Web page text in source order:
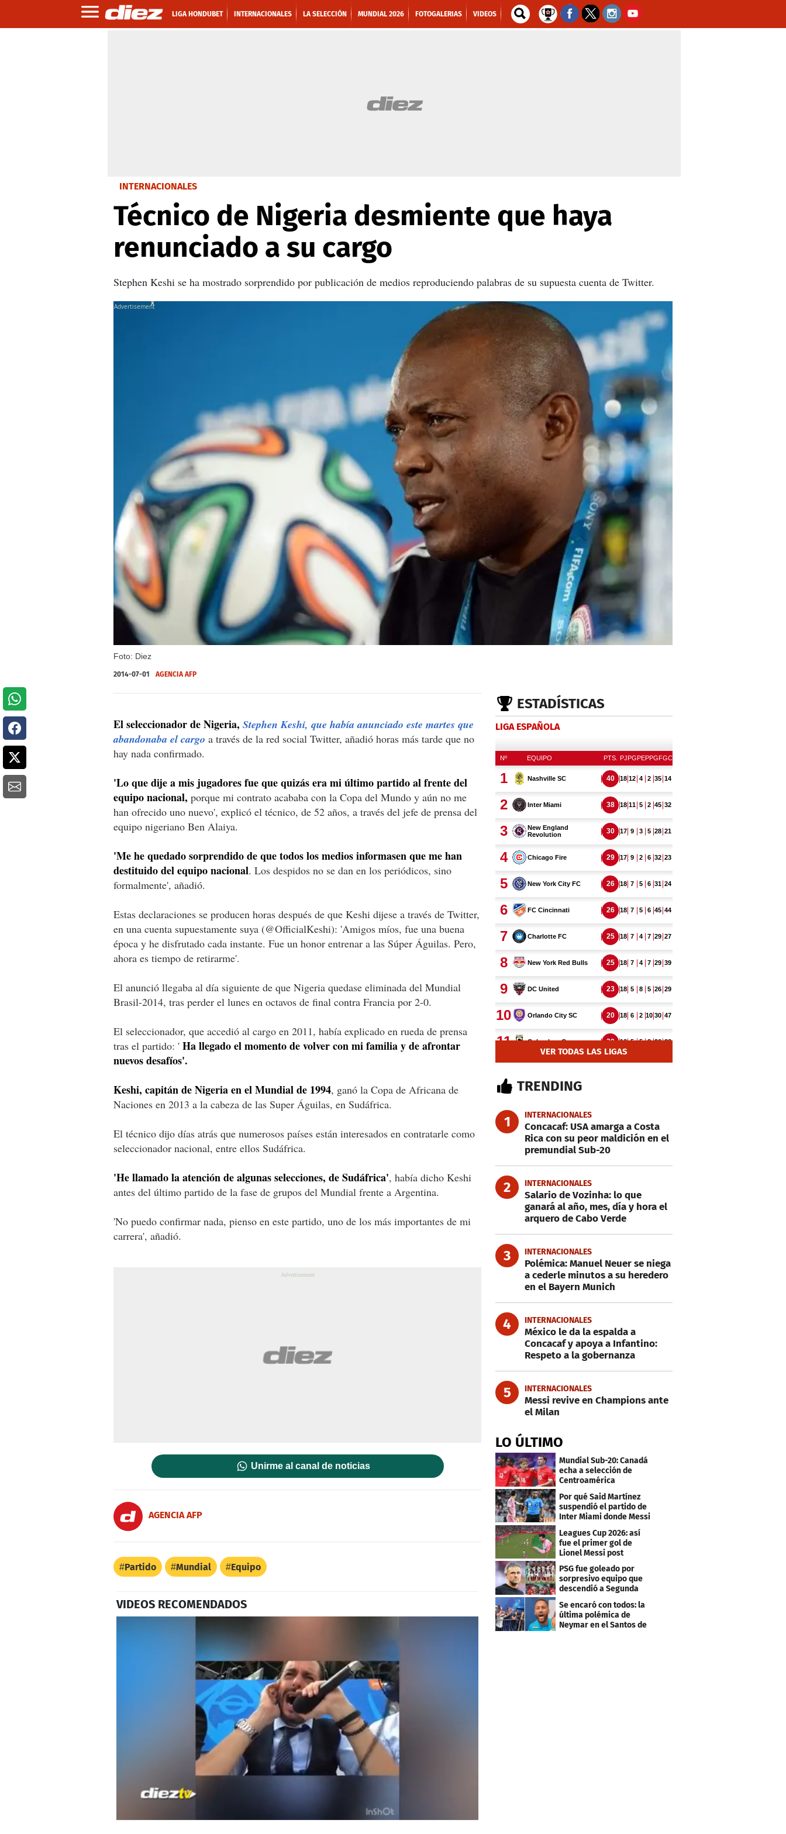
LIGA HONDUBET INTERNACIONALES LA SELECCIÓN MUNDIAL 2026 FOTOGALERIAS VIDEOS
INTERNACIONALES
Técnico de Nigeria desmiente que haya
renunciado a su cargo
Stephen Keshi se ha mostrado sorprendido por publicación de medios reproduciendo palabras de su supuesta cuenta de Twitter.
Foto: Diez
X
2014-07-01 AGENCIA AFP
El seleccionador de Nigeria, Stephen Keshi, que había anunciado este martes que
abandonaba el cargo a través de la red social Twitter, añadió horas más tarde que no
hay nada confirmado.
'Lo que dije a mis jugadores fue que quizás era mi último partido al frente del
equipo nacional, porque mi contrato acababa con la Copa del Mundo y aún no me
han ofrecido uno nuevo', explicó el técnico, de 52 años, a través del jefe de prensa del
equipo nigeriano Ben Alaiya.
'Me he quedado sorprendido de que todos los medios informasen que me han
destituido del equipo nacional. Los despidos no se dan en los periódicos, sino
formalmente', añadió.
Estas declaraciones se producen horas después de que Keshi dijese a través de Twitter,
en una cuenta supuestamente suya (@OfficialKeshi): 'Amigos míos, fue una buena
época y he disfrutado cada instante. Fue un honor entrenar a las Súper Águilas. Pero,
ahora es tiempo de retirarme'.
El anunció llegaba al día siguiente de que Nigeria quedase eliminada del Mundial
Brasil-2014, tras perder el lunes en octavos de final contra Francia por 2-0.
El seleccionador, que accedió al cargo en 2011, había explicado en rueda de prensa
tras el partido: ' Ha llegado el momento de volver con mi familia y de afrontar
nuevos desafíos'.
Keshi, capitán de Nigeria en el Mundial de 1994, ganó la Copa de Africana de
Naciones en 2013 a la cabeza de las Super Águilas, en Sudáfrica.
El técnico dijo días atrás que numerosos países están interesados en contratarle como
seleccionador nacional, entre ellos Sudáfrica.
'He llamado la atención de algunas selecciones, de Sudáfrica', había dicho Keshi
antes del último partido de la fase de grupos del Mundial frente a Argentina.
'No puedo confirmar nada, pienso en este partido, uno de los más importantes de mi
carrera', añadió.
Unirme al canal de noticias
AGENCIA AFP
Partido Mundial Equipo
VIDEOS RECOMENDADOS
ESTADÍSTICAS
LIGA ESPAÑOLA
VER TODAS LAS LIGAS
TRENDING
1 INTERNACIONALES
Concacaf: USA amarga a Costa
Rica con su peor maldición en el
premundial Sub-20
2 INTERNACIONALES
Salario de Vozinha: lo que
ganará al año, mes, día y hora el
arquero de Cabo Verde
3 INTERNACIONALES
Polémica: Manuel Neuer se niega
a cederle minutos a su heredero
en el Bayern Munich
4 INTERNACIONALES
México le da la espalda a
Concacaf y apoya a Infantino:
Respeto a la gobernanza
5 INTERNACIONALES
Messi revive en Champions ante
el Milan
LO ÚLTIMO
Mundial Sub-20: Canadá
echa a selección de
Centroamérica
Por qué Said Martínez
suspendió el partido de
Inter Miami donde Messi
Leagues Cup 2026: así
fue el primer gol de
Lionel Messi post
Mundial
PSG fue goleado por
sorpresivo equipo que
descendió a Segunda
Se encaró con todos: la
última polémica de
Neymar en el Santos de